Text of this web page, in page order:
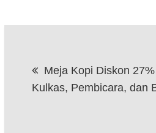
navigation
Meja Kopi Diskon
Kulkas, Pembicara, dan